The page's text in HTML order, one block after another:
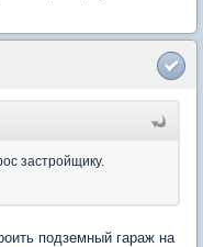
застройщику.
подземный гараж на